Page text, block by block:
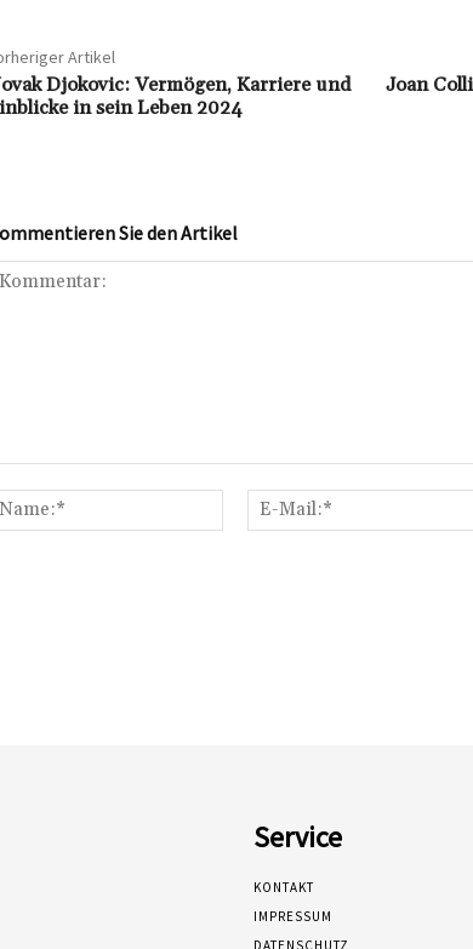
Artikel
Djokovic: Vermögen, Karriere und
in sein Leben 2024
Joan
Sie den Artikel
Name:*
Service
KONTAKT
IMPRESSUM
DATENSCHUTZ